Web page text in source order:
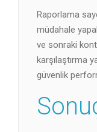
Raporlama
müdahale
ve sonraki
karşılaştırma
güvenlik